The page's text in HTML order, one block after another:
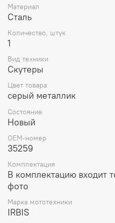
Материал
Сталь
Количество, штук
1
Вид техники
Скутеры
Цвет товара
серый металлик
Состояние
Новый
OEM-номер
35259
Комплектация
В комплектацию входит
фото
Марка мототехники
IRBIS